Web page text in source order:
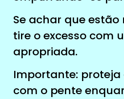
Se achar que
tire o excesso com
apropriada.
Importante:
com o pente